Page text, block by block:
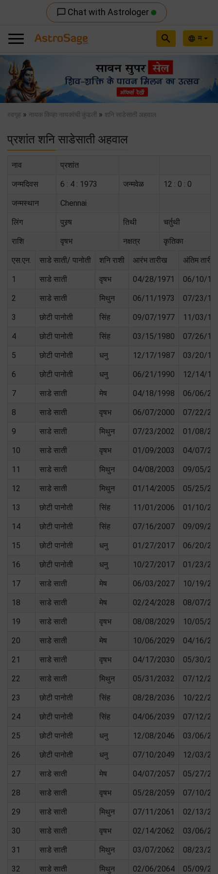
chat_bubble_outline Chat with Astrologer
language म
search
Previous
स्वगृह » नायक किव्हा नायकांची कुंडली » शनि साडेसाती अहवाल
प्रशांत शनि साडेसाती अहवाल
नाव प्रशांत
जन्मदिवस 6 : 4 : 1973 जन्मवेळ 12 : 0 : 0
जन्मस्थान Chennai
लिंग पुस्र्ष तिथी चर्तुथी
राशि वृषभ नक्षत्र कृतिका
एस.एन. साडे साती/ पानोती शनि राशी आरंभ तारीख अंतिम तारीख
1 साडे साती वृषभ 04/28/1971 06/10/
2 साडे साती मिथुन 06/11/1973 07/23/
3 छोटी पानोती सिंह 09/07/1977 11/03/
4 छोटी पानोती सिंह 03/15/1980 07/26/
5 छोटी पानोती धनु 12/17/1987 03/20/
6 छोटी पानोती धनु 06/21/1990 12/14/
7 साडे साती मेष 04/18/1998 06/06/
8 साडे साती वृषभ 06/07/2000 07/22/
9 साडे साती मिथुन 07/23/2002 01/08/
10 साडे साती वृषभ 01/09/2003 04/07/
11 साडे साती मिथुन 04/08/2003 09/05/
12 साडे साती मिथुन 01/14/2005 05/25/
13 छोटी पानोती सिंह 11/01/2006 01/10/
14 छोटी पानोती सिंह 07/16/2007 09/09/
15 छोटी पानोती धनु 01/27/2017 06/20/
16 छोटी पानोती धनु 10/27/2017 01/23/
17 साडे साती मेष 06/03/2027 10/19/
18 साडे साती मेष 02/24/2028 08/07/
19 साडे साती वृषभ 08/08/2029 10/05/
20 साडे साती मेष 10/06/2029 04/16/
21 साडे साती वृषभ 04/17/2030 05/30/
22 साडे साती मिथुन 05/31/2032 07/12/
23 छोटी पानोती सिंह 08/28/2036 10/22/
24 छोटी पानोती सिंह 04/06/2039 07/12/
25 छोटी पानोती धनु 12/08/2046 03/06/
26 छोटी पानोती धनु 07/10/2049 12/03/
27 साडे साती मेष 04/07/2057 05/27/
28 साडे साती वृषभ 05/28/2059 07/10/
29 साडे साती मिथुन 07/11/2061 02/13/
30 साडे साती वृषभ 02/14/2062 03/06/
31 साडे साती मिथुन 03/07/2062 08/23/
32 साडे साती मिथुन 02/06/2064 05/09/